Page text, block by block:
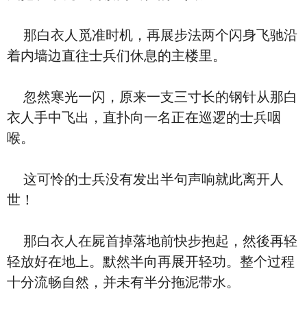
那白衣人觅准时机，再展步法两个闪身飞驰沿
着内墙边直往士兵们休息的主楼里。
忽然寒光一闪，原来一支三寸长的钢针从那白
衣人手中飞出，直扑向一名正在巡逻的士兵咽
喉。
这可怜的士兵没有发出半句声响就此离开人
世！
那白衣人在屍首掉落地前快步抱起，然後再轻
轻放好在地上。默然半向再展开轻功。整个过程
十分流畅自然，并未有半分拖泥带水。